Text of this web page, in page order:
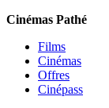
Cinémas Pathé
Films
Cinémas
Offres
Cinépass